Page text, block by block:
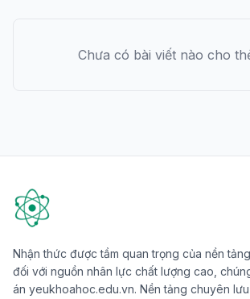
Chưa có bài viết nào cho
Nhận thức được tầm quan trọng của nền
đối với nguồn nhân lực chất lượng cao,
án yeukhoahoc.edu.vn. Nền tảng chuyên